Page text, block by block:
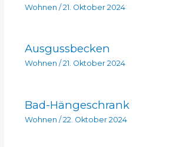
Wohnen /21. Oktober 2024
Ausgussbecken
Wohnen / 21. Oktober 2024
Bad-Hängeschrank
Wohnen / 22. Oktober 2024